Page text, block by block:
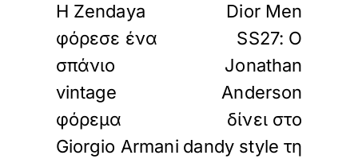
Η Zendaya
φόρεσε ένα
σπάνιο
vintage
φόρεμα
Giorgio Armani
Dior Men
SS27: Ο
Jonathan
Anderson
δίνει στο
dandy style τη